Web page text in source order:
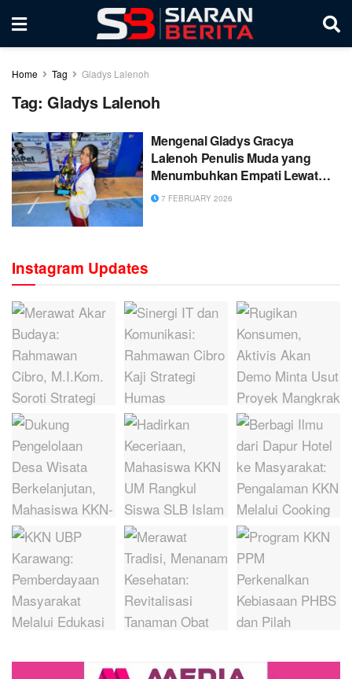
Home Tag Gladys Lalenoh
Tag: Gladys Lalenoh
Mengenal Gladys Gracya
Lalenoh Penulis Muda yang
Menumbuhkan Empati Lewat
Literasi dan Gerakan Sosial
7 FEBRUARY 2026
Instagram Updates